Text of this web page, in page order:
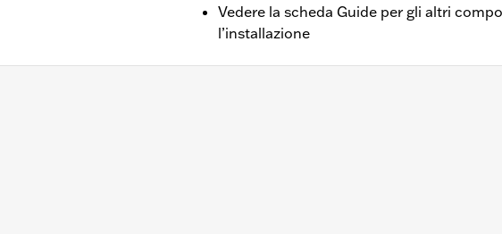
Vedere la scheda Guide per gli altri
l’installazione
separato di un kit di riser per manubrio da 1,25 pollici. Tutti i
Requirements